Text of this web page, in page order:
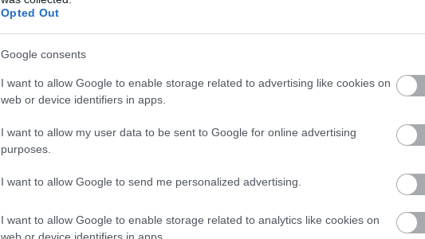
Opted Out
Google consents
I want to allow Google to enable storage related to advertising like cookies on
web or device identifiers in apps.
I want to allow my user data to be sent to Google for online advertising
purposes.
I want to allow Google to send me personalized advertising.
I want to allow Google to enable storage related to analytics like cookies on
web or device identifiers in apps.
VICC: Hazaér a férj, és leírhatatlan